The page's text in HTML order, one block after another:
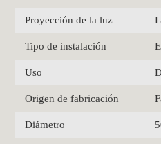
Proyección de la luz
Tipo de instalación
Uso
Origen de fabricación
Diámetro